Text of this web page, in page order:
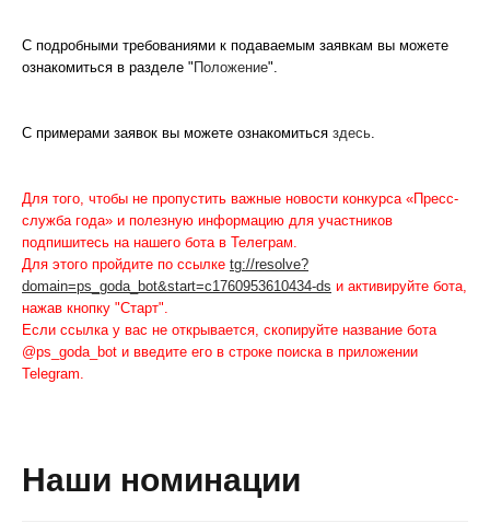
С подробными требованиями к подаваемым заявкам вы можете
ознакомиться в разделе " Положение".
С примерами заявок вы можете ознакомиться здесь.
Для того, чтобы не пропустить важные новости конкурса «Пресс-
служба года» и полезную информацию для участников
подпишитесь на нашего бота в Телеграм.
Для этого пройдите по ссылке tg://resolve?
domain=ps_goda_bot&start=c1760953610434-ds и активируйте бота,
нажав кнопку "Старт".
Если ссылка у вас не открывается, скопируйте название бота
@ps_goda_bot и введите его в строке поиска в приложении
Telegram.
Наши номинации